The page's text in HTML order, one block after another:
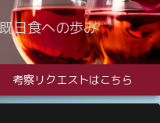
日食への歩み
考察リクエストはこちら